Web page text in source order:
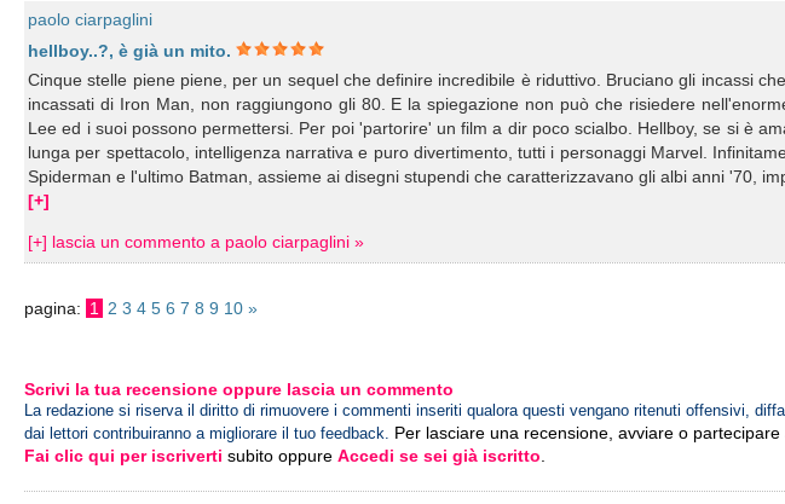
paolo ciarpaglini
hellboy..?, è già un mito.
Cinque stelle piene piene, per un sequel che definire incredibile è riduttivo. Bruciano gli incassi
incassati di Iron Man, non raggiungono gli 80. E la spiegazione non può che risiedere
Lee ed i suoi possono permettersi. Per poi 'partorire' un film a dir poco scialbo. Hellboy, se si è
lunga per spettacolo, intelligenza narrativa e puro divertimento, tutti i personaggi Marvel.
Spiderman e l'ultimo Batman, assieme ai disegni stupendi che caratterizzavano gli albi anni '70,
[+]
[+] lascia un commento a paolo ciarpaglini »
pagina: 1 2 3 4 5 6 7 8 9 10 »
Scrivi la tua recensione oppure lascia un commento
La redazione si riserva il diritto di rimuovere i commenti inseriti qualora questi vengano ritenuti offensivi,
dai lettori contribuiranno a migliorare il tuo feedback. Per lasciare una recensione, avviare o
Fai clic qui per iscriverti subito oppureAccedi se sei già iscritto